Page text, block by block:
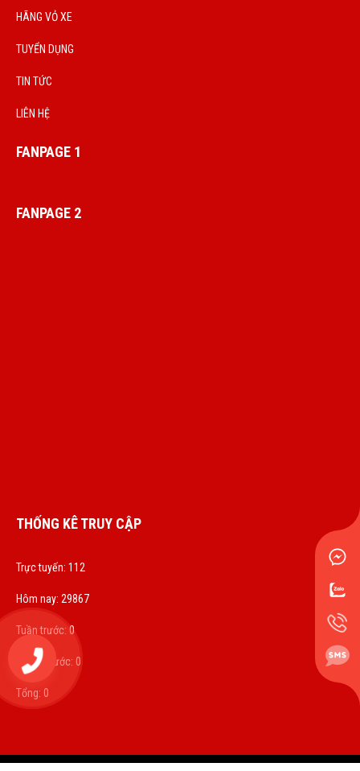
HÃNG VỎ XE
TUYỂN DỤNG
TIN TỨC
LIÊN HỆ
FANPAGE 1
FANPAGE 2
THỐNG KÊ TRUY CẬP
Trực tuyến: 112
Hôm nay: 29867
Tuần trước: 0
Tháng trước: 0
Tổng: 0
0972833536